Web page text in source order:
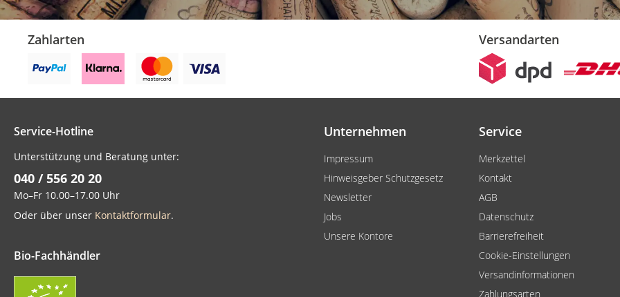
Zahlarten Versandarten
Service-Hotline
Unterstützung und Beratung unter:
040 / 556 20 20
Mo–Fr 10.00–17.00 Uhr
Oder über unser Kontaktformular.
Bio-Fachhändler
Unternehmen
Impressum
Hinweisgeber Schutzgesetz
Newsletter
Jobs
Unsere Kontore
Service
Merkzettel
Kontakt
AGB
Datenschutz
Barrierefreiheit
Cookie-Einstellungen
Versandinformationen
Zahlungsarten